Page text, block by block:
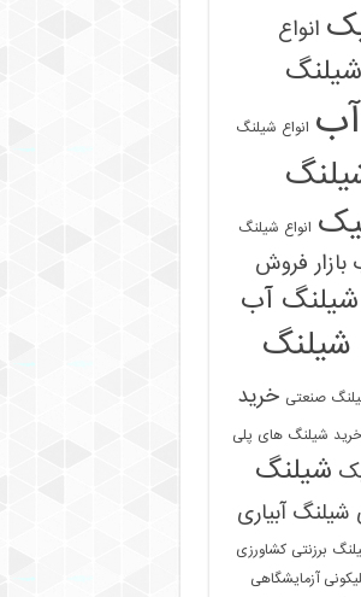
انواع
شیلنگ
انواع شیلنگ
انواع شیلنگ
بازار فروش
شیلنگ آب
شیلنگ
صنعتی خرید
خرید شیلنگ های پلی
شیلنگ
شیلنگ آبیاری
برزنتی کشاورزی
آزمایشگاهی